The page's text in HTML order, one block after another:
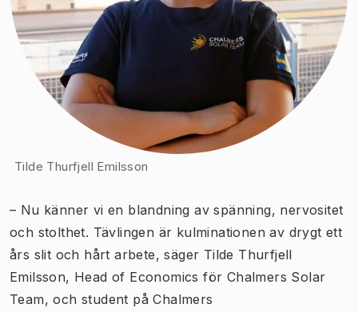
Tilde Thurfjell Emilsson
– Nu känner vi en blandning av spänning, nervositet
och stolthet. Tävlingen är kulminationen av drygt ett
års slit och hårt arbete, säger Tilde Thurfjell
Emilsson, Head of Economics för Chalmers Solar
Team, och student på Chalmers